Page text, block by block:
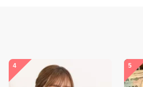
4 5